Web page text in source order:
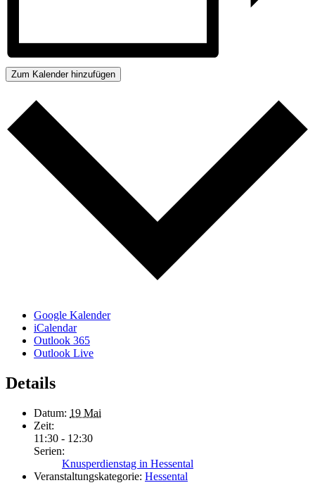
Zum Kalender hinzufügen
Google Kalender
iCalendar
Outlook 365
Outlook Live
Details
Datum: 19 Mai
Zeit:
11:30 - 12:30
Serien:
Knusperdienstag in Hessental
Veranstaltungskategorie: Hessental